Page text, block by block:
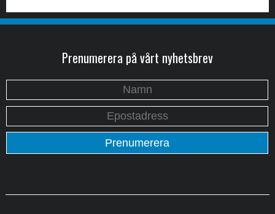
Prenumerera på vårt nyhetsbrev